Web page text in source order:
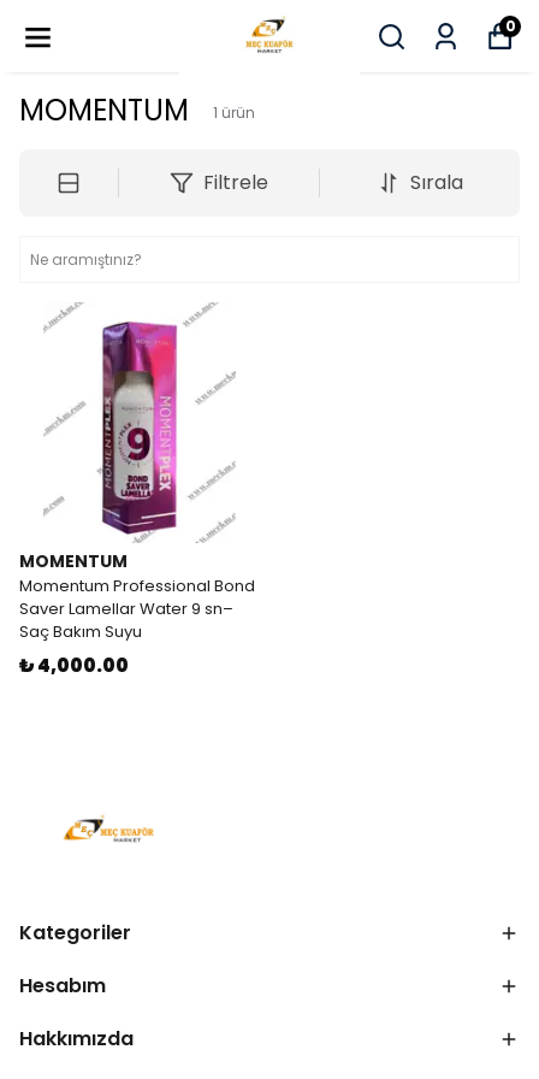
0
MOMENTUM 1 ürün
Filtrele Sırala
MOMENTUM
Momentum Professional Bond
Saver Lamellar Water 9 sn–
Saç Bakım Suyu
₺ 4,000.00
Kategoriler
Hesabım
Hakkımızda